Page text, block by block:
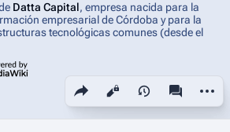
Comparte esta página
Vistas associated-
Datta Capital, empresa nacida para la
empresarial de Córdoba y para la
tecnológicas comunes (desde el